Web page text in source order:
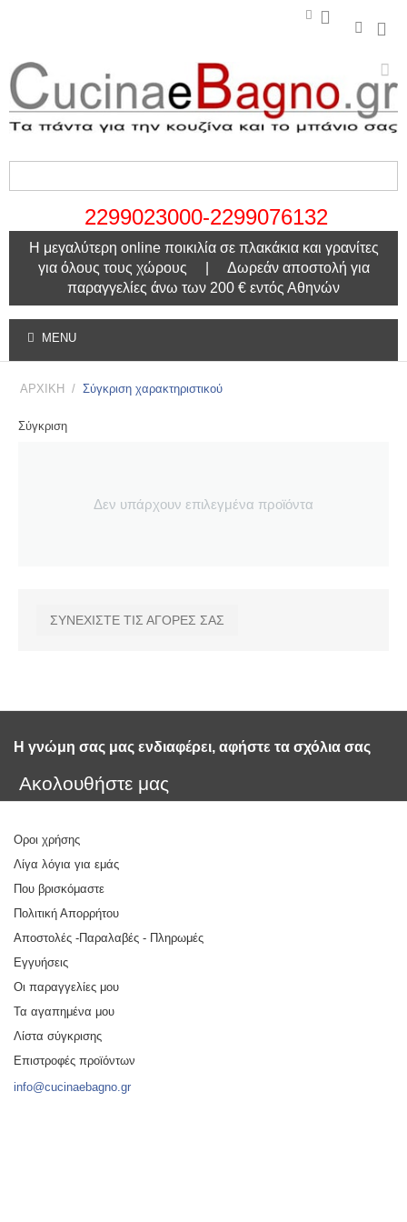
2299023000-2299076132
Η μεγαλύτερη online ποικιλία σε πλακάκια και γρανίτες
για όλους τους χώρους | Δωρεάν αποστολή για
παραγγελίες άνω των 200 € εντός Αθηνών
MENU
ΑΡΧΙΚΗ / Σύγκριση χαρακτηριστικού
Σύγκριση
Δεν υπάρχουν επιλεγμένα προϊόντα
ΣΥΝΕΧΙΣΤΕ ΤΙΣ ΑΓΟΡΕΣ ΣΑΣ
Η γνώμη σας μας ενδιαφέρει, αφήστε τα σχόλια σας
Ακολουθήστε μας
Οροι χρήσης
Λίγα λόγια για εμάς
Που βρισκόμαστε
Πολιτική Απορρήτου
Αποστολές -Παραλαβές - Πληρωμές
Εγγυήσεις
Οι παραγγελίες μου
Τα αγαπημένα μου
Λίστα σύγκρισης
Επιστροφές προϊόντων
info@cucinaebagno.gr